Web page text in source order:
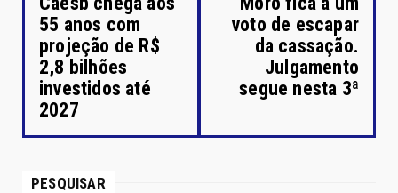
55 anos com
projeção de R$
2,8 bilhões
investidos até
2027
voto de escapar
da cassação.
Julgamento
segue nesta 3ª
PESQUISAR